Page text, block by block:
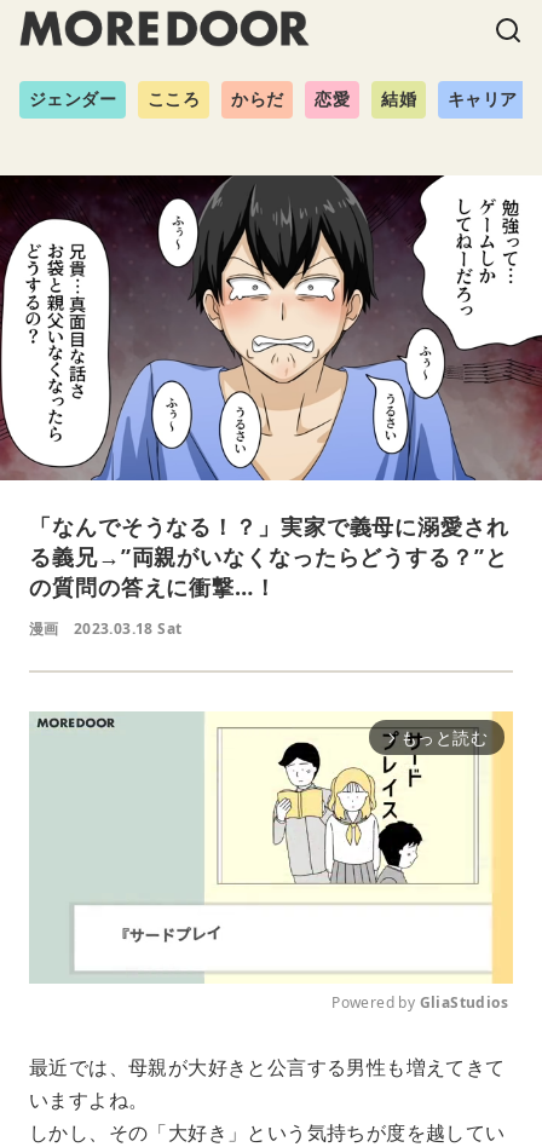
ジェンダー こころ からだ 恋愛 結婚 キャリア
「なんでそうなる！？」実家で義母に溺愛され
る義兄→”両親がいなくなったらどうする？”と
の質問の答えに衝撃…！
漫画 2023.03.18 Sat
arrow_forward_ios もっと読む
u
e
Powered by GliaStudios
最近では、母親が大好きと公言する男性も増えてきて
いますよね。
しかし、その「大好き」という気持ちが度を越してい